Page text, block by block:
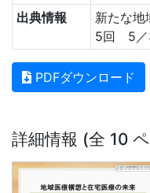
出典情報
新たな地
5回 5／
PDFダウンロード
詳細情報 (全 10